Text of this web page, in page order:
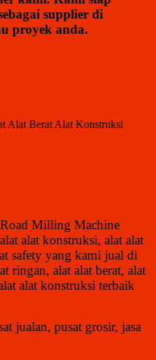
supplier di
proyek anda.
Milling Machine
alat konstruksi, alat alat
safety yang kami jual di
ringan, alat alat berat, alat
alat konstruksi terbaik
jualan, pusat grosir, jasa